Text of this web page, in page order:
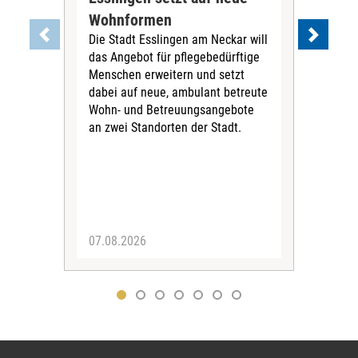
Wohnformen
Die Stadt Esslingen am Neckar will
das Angebot für pflegebedürftige
Menschen erweitern und setzt
dabei auf neue, ambulant betreute
Wohn- und Betreuungsangebote
an zwei Standorten der Stadt.
07.08.2026